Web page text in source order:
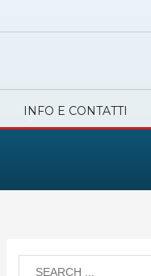
INFO E CONTATTI